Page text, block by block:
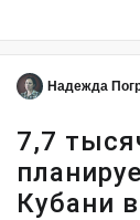
Надежда
7,7
Кубани